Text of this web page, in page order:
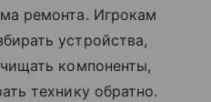
ремонта. Игрокам
устройства,
компоненты,
технику обратно.